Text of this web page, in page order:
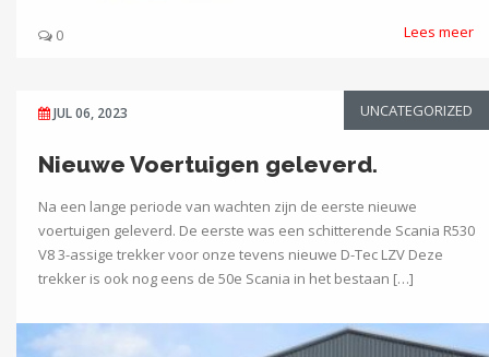
0 Lees meer
JUL 06, 2023 UNCATEGORIZED
Nieuwe Voertuigen geleverd.
Na een lange periode van wachten zijn de eerste nieuwe
voertuigen geleverd. De eerste was een schitterende Scania R530
V8 3-assige trekker voor onze tevens nieuwe D-Tec LZV Deze
trekker is ook nog eens de 50e Scania in het bestaan […]